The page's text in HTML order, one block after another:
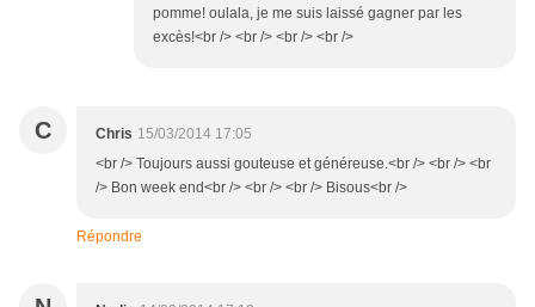
pomme! oulala, je me suis laissé gagner par les
excès!<br /> <br /> <br /> <br />
C Chris 15/03/2014 17:05
<br /> Toujours aussi gouteuse et généreuse.<br /> <br /> <br
/> Bon week end<br /> <br /> <br /> Bisous<br />
Répondre